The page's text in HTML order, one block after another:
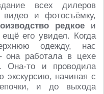
всех дилеров
видео и фотосъёмку,
редкое и
его увидел. Когда
одежду, нас
она работала в цехе
Она-то и проводила
экскурсию, начиная с
и до выхода